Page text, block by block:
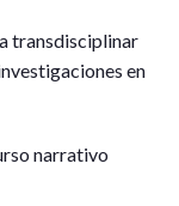
transdisciplinar
en
narrativo